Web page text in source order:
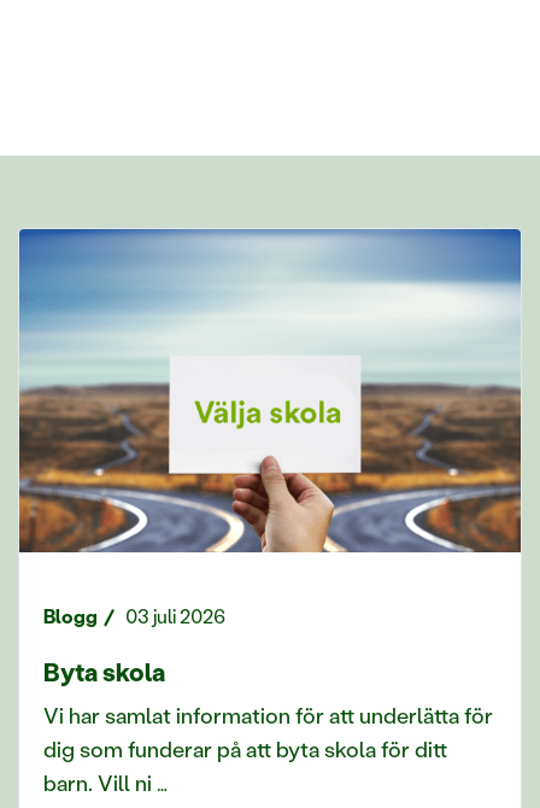
Blogg 03 juli 2026
Byta skola
Vi har samlat information för att underlätta för
dig som funderar på att byta skola för ditt
barn. Vill ni …